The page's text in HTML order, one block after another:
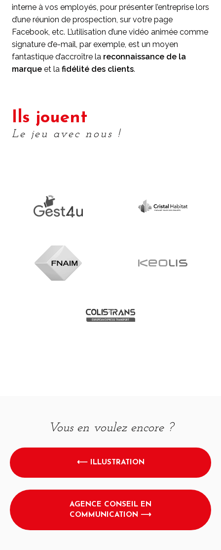
interne à vos employés, pour présenter l’entreprise lors
d’une réunion de prospection, sur votre page
Facebook, etc. L’utilisation d’une vidéo animée comme
signature d’e-mail, par exemple, est un moyen
fantastique d’accroître la reconnaissance de la
marque et la fidélité des clients.
Ils jouent
Le jeu avec nous !
Vous en voulez encore ?
⟵ ILLUSTRATION
AGENCE CONSEIL EN
COMMUNICATION ⟶